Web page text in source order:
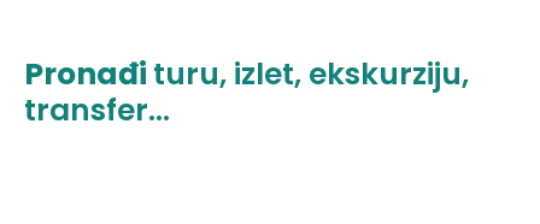
Pronađi turu, izlet, ekskurziju,
transfer...